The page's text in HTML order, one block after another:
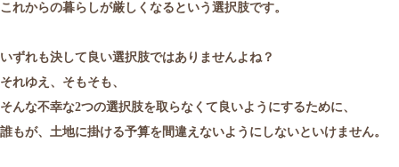
これからの暮らしが厳しくなるという選択肢です。
いずれも決して良い選択肢ではありませんよね？
それゆえ、そもそも、
そんな不幸な2つの選択肢を取らなくて良いようにするために、
誰もが、土地に掛ける予算を間違えないようにしないといけません。